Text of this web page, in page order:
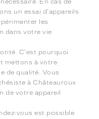
En cas de
un essai d'appareils
les
dans votre vie
C'est pourquoi
mettons à votre
de qualité. Vous
à Châteauroux
de votre appareil
vous est possible